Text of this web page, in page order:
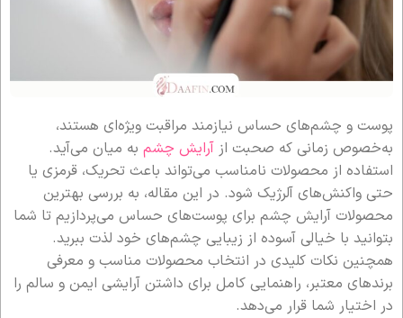
پوست و چشم‌های حساس نیازمند مراقبت ویژه‌ای هستند،
به‌خصوص زمانی که صحبت از آرایش چشم به میان می‌آید.
استفاده از محصولات نامناسب می‌تواند باعث تحریک، قرمزی یا
حتی واکنش‌های آلرژیک شود. در این مقاله، به بررسی بهترین
محصولات آرایش چشم برای پوست‌های حساس می‌پردازیم تا شما
بتوانید با خیالی آسوده از زیبایی چشم‌های خود لذت ببرید.
همچنین نکات کلیدی در انتخاب محصولات مناسب و معرفی
برندهای معتبر، راهنمایی کامل برای داشتن آرایشی ایمن و سالم را
در اختیار شما قرار می‌دهد.